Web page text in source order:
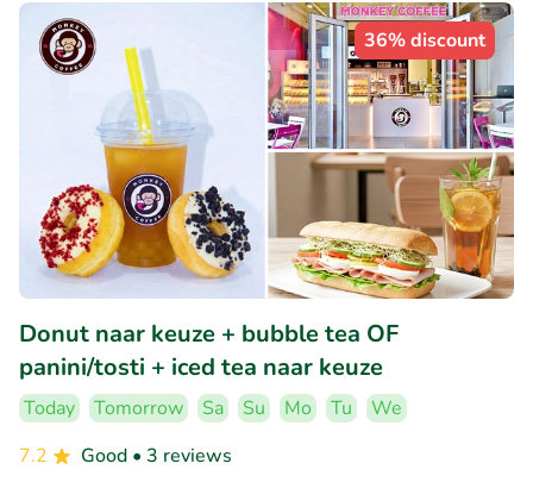
36% discount
Donut naar keuze + bubble tea OF
panini/tosti + iced tea naar keuze
Today Tomorrow Sa Su Mo Tu
We
7.2
Good • 3 reviews